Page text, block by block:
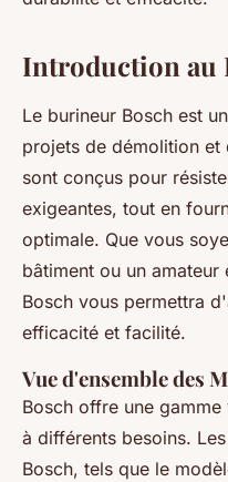
Introduction au
Le burineur Bosch est
projets de démolition et
sont conçus pour
exigeantes, tout en
optimale. Que vous
bâtiment ou un
Bosch vous permettra
efficacité et facilité.
Vue d'ensemble des
Bosch offre une
à différents besoins.
Bosch, tels que le